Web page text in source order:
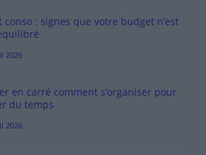
conso : signes que votre budget n’est
2026
en carré comment s’organiser pour
du temps
2026